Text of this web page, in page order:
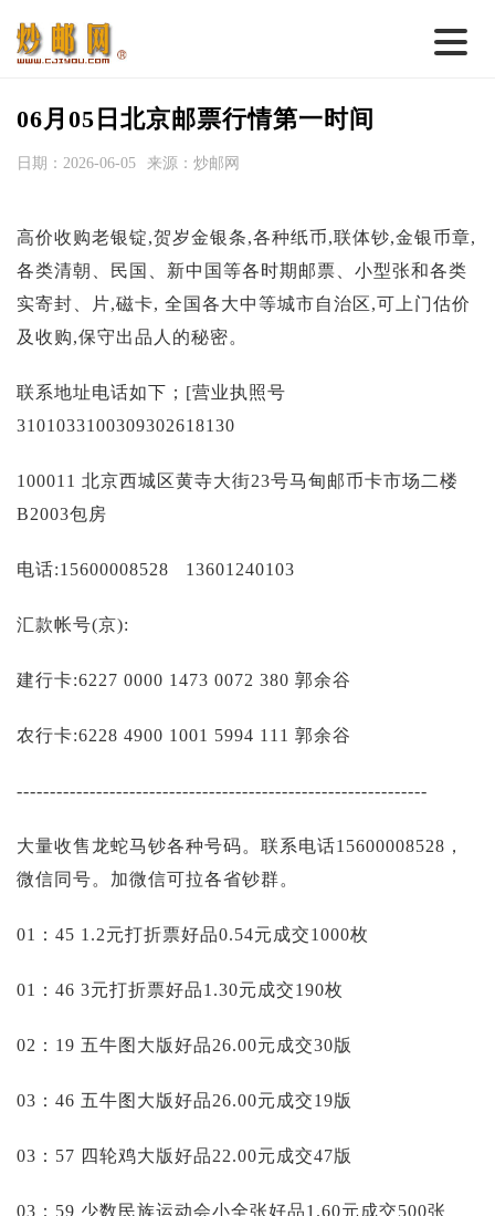
首 页
名家综述
热点话题
邮币卡苑
06月05日北京邮票行情第一时间
日期：2026-06-05 来源：炒邮网
高价收购老银锭,贺岁金银条,各种纸币,联体钞,金银币章,
各类清朝、民国、新中国等各时期邮票、小型张和各类
实寄封、片,磁卡, 全国各大中等城市自治区,可上门估价
及收购,保守出品人的秘密。
联系地址电话如下；[营业执照号
3101033100309302618130
100011 北京西城区黄寺大街23号马甸邮币卡市场二楼
B2003包房
电话:15600008528 13601240103
汇款帐号(京):
建行卡:6227 0000 1473 0072 380 郭余谷
农行卡:6228 4900 1001 5994 111 郭余谷
--------------------------------------------------------------
大量收售龙蛇马钞各种号码。联系电话15600008528，
微信同号。加微信可拉各省钞群。
01：45 1.2元打折票好品0.54元成交1000枚
01：46 3元打折票好品1.30元成交190枚
02：19 五牛图大版好品26.00元成交30版
03：46 五牛图大版好品26.00元成交19版
03：57 四轮鸡大版好品22.00元成交47版
03：59 少数民族运动会小全张好品1.60元成交500张